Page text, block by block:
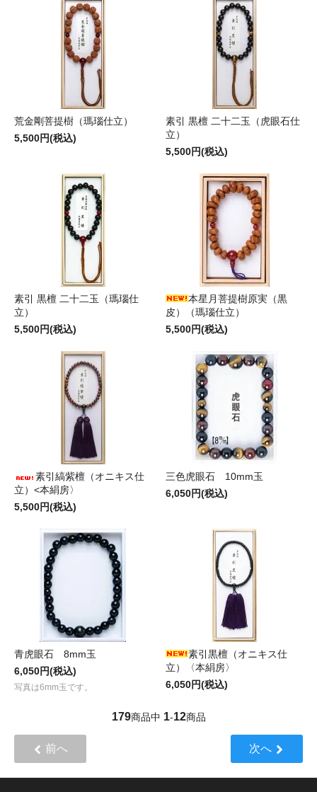
荒金剛菩提樹（瑪瑙仕立）
5,500円(税込)
素引 黒檀 二十二玉（虎眼石仕
立）
5,500円(税込)
素引 黒檀 二十二玉（瑪瑙仕
立）
5,500円(税込)
本星月菩提樹原実（黒
皮）（瑪瑙仕立）
5,500円(税込)
素引縞紫檀（オニキス仕
立）<本絹房〉
5,500円(税込)
三色虎眼石 10mm玉
6,050円(税込)
青虎眼石 8mm玉
6,050円(税込)
写真は6mm玉です。
素引黒檀（オニキス仕
立）〈本絹房〉
6,050円(税込)
179商品中 1-12商品
前へ 次へ